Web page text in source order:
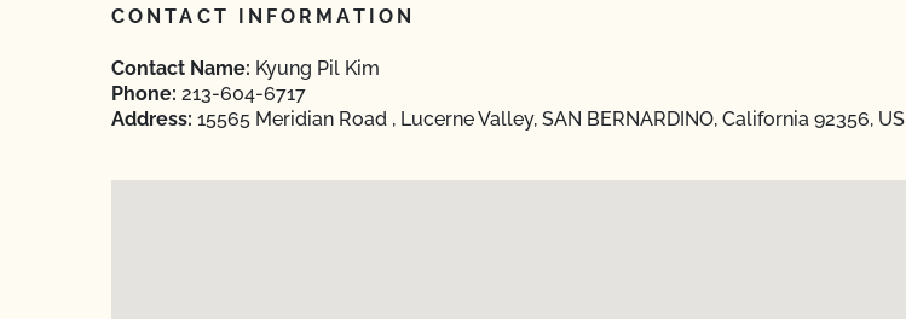
CONTACT INFORMATION
Contact Name: Kyung Pil Kim
Phone: 213-604-6717
Address: 15565 Meridian Road , Lucerne Valley, SAN BERNARDINO, California 92356, US